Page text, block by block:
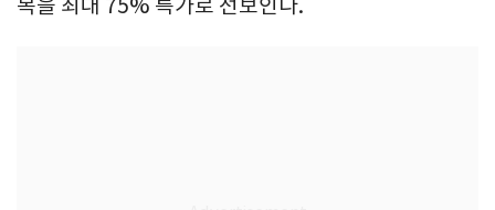
목을 최대 75% 특가로 선보인다.